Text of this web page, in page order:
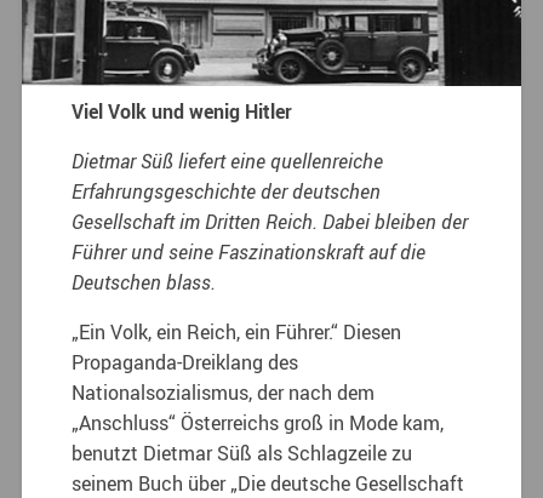
Viel Volk und wenig Hitler
Dietmar Süß liefert eine quellenreiche
Erfahrungsgeschichte der deutschen
Gesellschaft im Dritten Reich. Dabei bleiben der
Führer und seine Faszinationskraft auf die
Deutschen blass.
„Ein Volk, ein Reich, ein Führer.“ Diesen
Propaganda-Dreiklang des
Nationalsozialismus, der nach dem
„Anschluss“ Österreichs groß in Mode kam,
benutzt Dietmar Süß als Schlagzeile zu
seinem Buch über „Die deutsche Gesellschaft